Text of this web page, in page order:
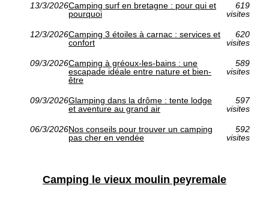
13/3/2026Camping surf en bretagne : pour qui et
pourquoi
619
visites
12/3/2026Camping 3 étoiles à carnac : services et
confort
620
visites
09/3/2026Camping à gréoux-les-bains : une
escapade idéale entre nature et bien-
être
589
visites
09/3/2026Glamping dans la drôme : tente lodge
et aventure au grand air
597
visites
06/3/2026Nos conseils pour trouver un camping
pas cher en vendée
592
visites
Camping le vieux moulin peyremale